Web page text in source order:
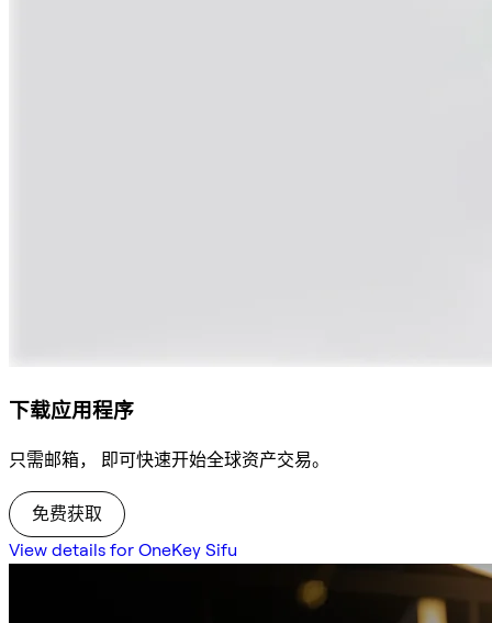
下载应用程序
只需邮箱， 即可快速开始全球资产交易。
免费获取
View details for OneKey Sifu